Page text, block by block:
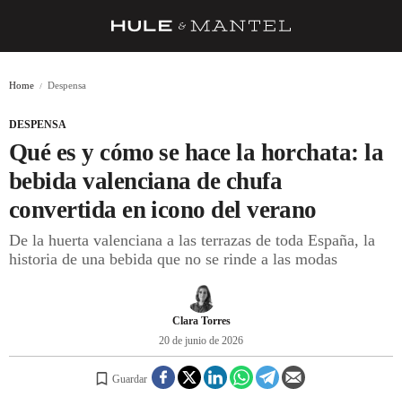
BARRAS Y ESTRELLAS
DÓNDE COMER
ÍDOLOS DE MESAS
Home Despensa
DESPENSA
Qué es y cómo se hace la horchata: la
bebida valenciana de chufa
convertida en icono del verano
De la huerta valenciana a las terrazas de toda España, la
historia de una bebida que no se rinde a las modas
Clara Torres
20 de junio de 2026
Guardar